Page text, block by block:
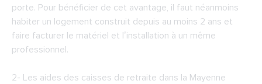
porte. Pour bénéficier de cet avantage, il faut néanmoins
habiter un logement construit depuis au moins 2 ans et
faire facturer le matériel et l’installation à un même
professionnel.
2- Les aides des caisses de retraite dans la Mayenne